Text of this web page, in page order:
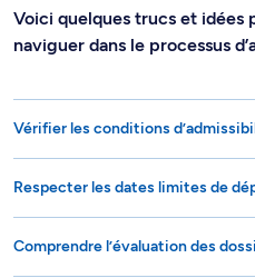
Voici quelques trucs et idées
naviguer dans le processus
Vérifier les conditions
Respecter les dates limites de
Comprendre l’évaluation des